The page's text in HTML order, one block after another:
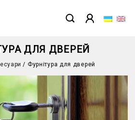
ДЛЯ ДВЕРЕЙ
/ Фурнітура для дверей